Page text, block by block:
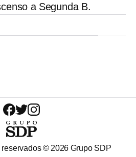
a Segunda B.
reservados © 2026 Grupo SDP